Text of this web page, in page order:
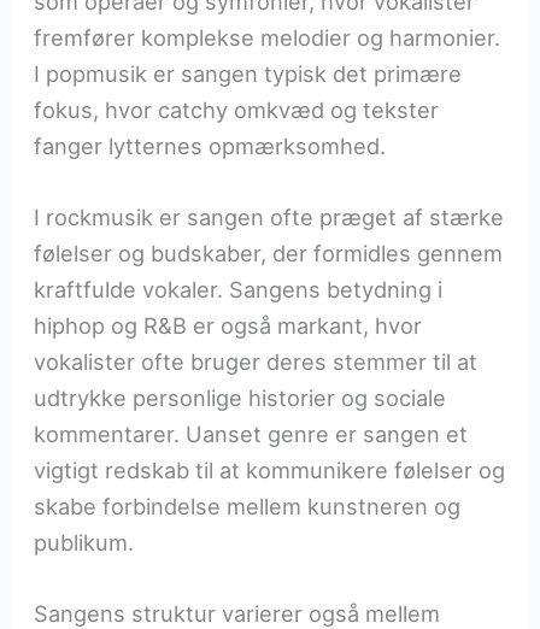
fremfører komplekse melodier og harmonier.
I popmusik er sangen typisk det primære
fokus, hvor catchy omkvæd og tekster
fanger lytternes opmærksomhed.
I rockmusik er sangen ofte præget af stærke
følelser og budskaber, der formidles gennem
kraftfulde vokaler. Sangens betydning i
hiphop og R&B er også markant, hvor
vokalister ofte bruger deres stemmer til at
udtrykke personlige historier og sociale
kommentarer. Uanset genre er sangen et
vigtigt redskab til at kommunikere følelser og
skabe forbindelse mellem kunstneren og
publikum.
Sangens struktur varierer også mellem